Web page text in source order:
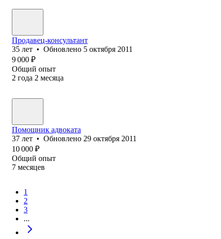
Продавец-консультант
35 лет • Обновлено 5 октября 2011
9 000 ₽
Общий опыт
2 года 2 месяца
Помощник адвоката
37 лет • Обновлено 29 октября 2011
10 000 ₽
Общий опыт
7 месяцев
1
2
3
...